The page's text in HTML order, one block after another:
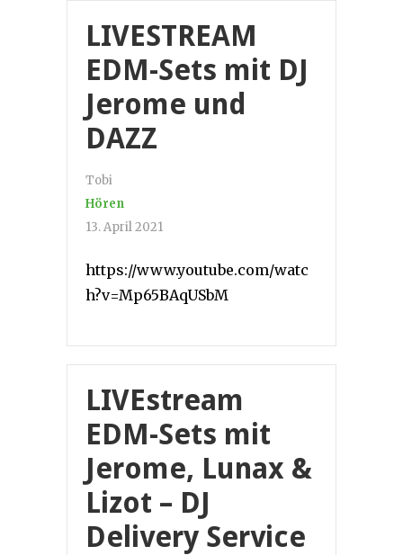
LIVESTREAM
EDM-Sets mit DJ
Jerome und
DAZZ
Tobi
Hören
13. April 2021
https://www.youtube.com/watc
h?v=Mp65BAqUSbM
LIVEstream
EDM-Sets mit
Jerome, Lunax &
Lizot – DJ
Delivery Service